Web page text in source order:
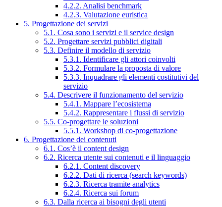
4.2.2. Analisi benchmark
4.2.3. Valutazione euristica
5. Progettazione dei servizi
5.1. Cosa sono i servizi e il service design
5.2. Progettare servizi pubblici digitali
5.3. Definire il modello di servizio
5.3.1. Identificare gli attori coinvolti
5.3.2. Formulare la proposta di valore
5.3.3. Inquadrare gli elementi costitutivi del
servizio
5.4. Descrivere il funzionamento del servizio
5.4.1. Mappare l’ecosistema
5.4.2. Rappresentare i flussi di servizio
5.5. Co-progettare le soluzioni
5.5.1. Workshop di co-progettazione
6. Progettazione dei contenuti
6.1. Cos’è il content design
6.2. Ricerca utente sui contenuti e il linguaggio
6.2.1. Content discovery
6.2.2. Dati di ricerca (search keywords)
6.2.3. Ricerca tramite analytics
6.2.4. Ricerca sui forum
6.3. Dalla ricerca ai bisogni degli utenti